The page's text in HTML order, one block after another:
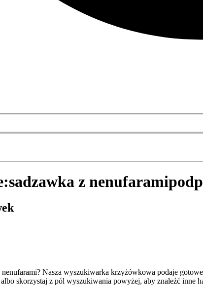
sadzawka z nenufarami
nenufarami? Nasza wyszukiwarka krzyżówkowa podaje
skorzystaj z pól wyszukiwania powyżej, aby znaleźć inne